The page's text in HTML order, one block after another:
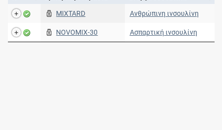
MIXTARD Ανθρώπινη ινσουλίνη
NOVOMIX-30 Ασπαρτική ινσουλίνη